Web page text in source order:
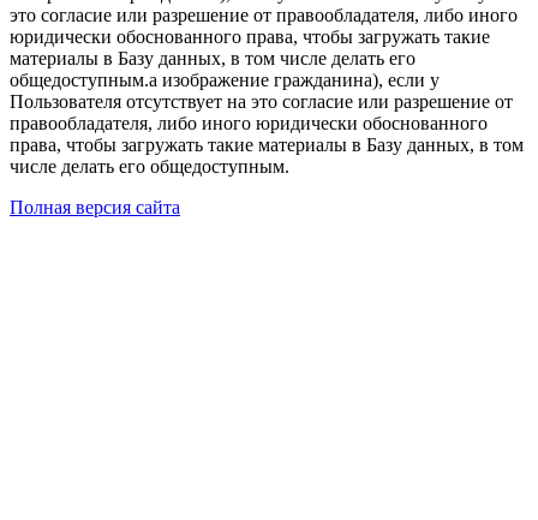
это согласие или разрешение от правообладателя, либо иного
юридически обоснованного права, чтобы загружать такие
материалы в Базу данных, в том числе делать его
общедоступным.а изображение гражданина), если у
Пользователя отсутствует на это согласие или разрешение от
правообладателя, либо иного юридически обоснованного
права, чтобы загружать такие материалы в Базу данных, в том
числе делать его общедоступным.
Полная версия сайта